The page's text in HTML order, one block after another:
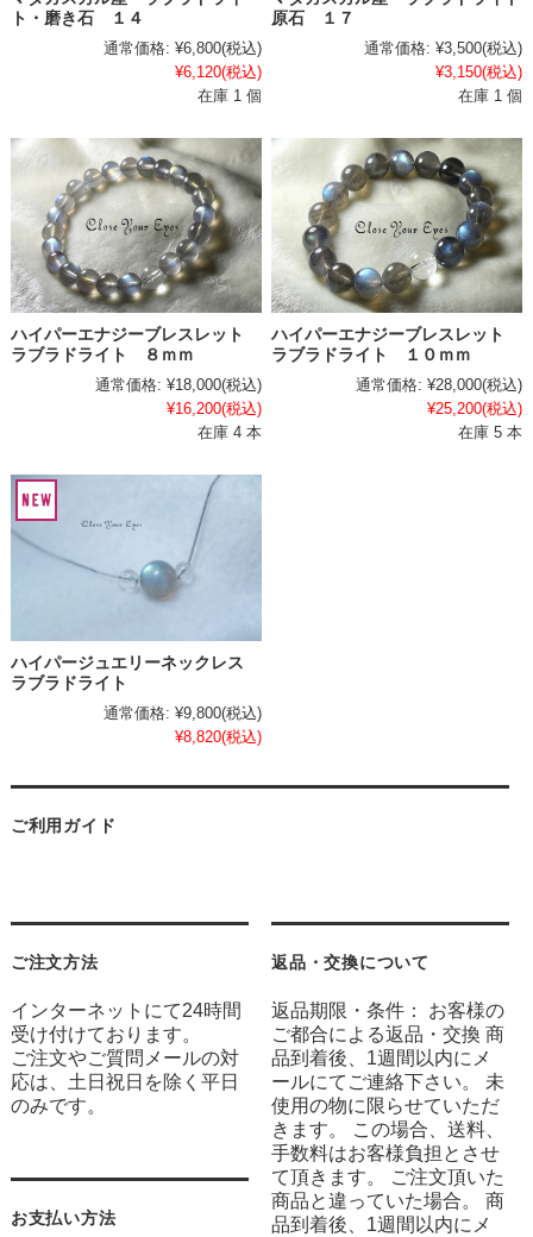
ト・磨き石 １４
通常価格: ¥6,800(税込)
¥6,120(税込)
在庫 1 個
原石 １７
通常価格: ¥3,500(税込)
¥3,150(税込)
在庫 1 個
ハイパーエナジーブレスレット
ラブラドライト ８ｍｍ
通常価格: ¥18,000(税込)
¥16,200(税込)
在庫 4 本
ハイパーエナジーブレスレット
ラブラドライト １０ｍｍ
通常価格: ¥28,000(税込)
¥25,200(税込)
在庫 5 本
ハイパージュエリーネックレス
ラブラドライト
通常価格: ¥9,800(税込)
¥8,820(税込)
ご利用ガイド
ご注文方法
インターネットにて24時間
受け付けております。
ご注文やご質問メールの対
応は、土日祝日を除く平日
のみです。
お支払い方法
返品・交換について
返品期限・条件： お客様の
ご都合による返品・交換 商
品到着後、1週間以内にメ
ールにてご連絡下さい。 未
使用の物に限らせていただ
きます。 この場合、送料、
手数料はお客様負担とさせ
て頂きます。 ご注文頂いた
商品と違っていた場合。 商
品到着後、1週間以内にメ